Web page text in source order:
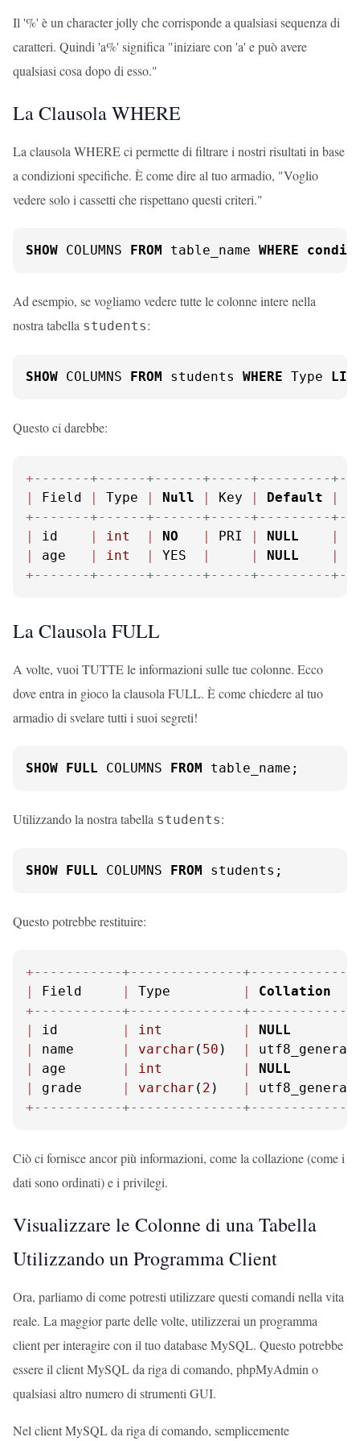
Il '%' è un character jolly che corrisponde a qualsiasi sequenza di
caratteri. Quindi 'a%' significa "iniziare con 'a' e può avere
qualsiasi cosa dopo di esso."
La Clausola WHERE
La clausola WHERE ci permette di filtrare i nostri risultati in base
a condizioni specifiche. È come dire al tuo armadio, "Voglio
vedere solo i cassetti che rispettano questi criteri."
SHOW COLUMNS FROM table_name WHERE
Ad esempio, se vogliamo vedere tutte le colonne intere nella
nostra tabella students:
SHOW COLUMNS FROM students WHERE Type
Questo ci darebbe:
+-------+------+------+-----+---------
|
Field | Type | Null | Key | Default |
+-------+------+------+-----+---------
|
id | int | NO | PRI | NULL |
|
age | int | YES | | NULL
|
+-------+------+------+-----+---------
La Clausola FULL
A volte, vuoi TUTTE le informazioni sulle tue colonne. Ecco
dove entra in gioco la clausola FULL. È come chiedere al tuo
armadio di svelare tutti i suoi segreti!
SHOW FULL COLUMNS FROM table_name;
Utilizzando la nostra tabella students:
SHOW FULL COLUMNS FROM students;
Questo potrebbe restituire:
+-----------+--------------
|
Field | Type |
Collation
+-----------+--------------
|
id | int |
NULL
|
name | varchar ( 50 ) |
|
age | int |
NULL
|
grade | varchar ( 2 ) |
+-----------+--------------
Ciò ci fornisce ancor più informazioni, come la collazione (come i
dati sono ordinati) e i privilegi.
Visualizzare le Colonne di una Tabella
Utilizzando un Programma Client
Ora, parliamo di come potresti utilizzare questi comandi nella vita
reale. La maggior parte delle volte, utilizzerai un programma
client per interagire con il tuo database MySQL. Questo potrebbe
essere il client MySQL da riga di comando, phpMyAdmin o
qualsiasi altro numero di strumenti GUI.
Nel client MySQL da riga di comando, semplicemente